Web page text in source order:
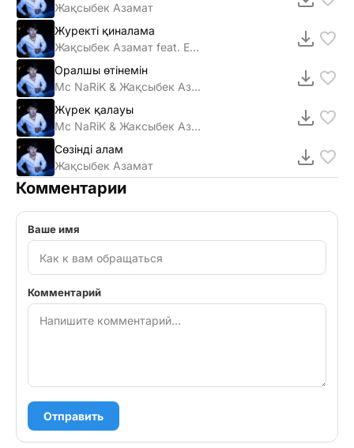
Жақсыбек Азамат
Журекті қиналама
Жақсыбек Азамат feat. Еламан Абдрасилов
Оралшы өтiнемiн
Mc NaRiK & Жақсыбек Азамат
Жүрек қалауы
Mc NaRiK & Жаксыбек Азамат
Сөзінді алам
Жақсыбек Азамат
Комментарии
Ваше имя
Комментарий
Отправить